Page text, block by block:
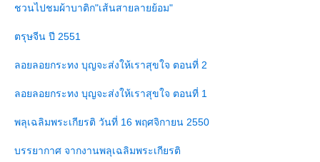
ชวนไปชมผ้าบาติก"เส้นสายลายย้อม"
ตรุษจีน ปี 2551
ลอยลอยกระทง บุญจะส่งให้เราสุขใจ ตอนที่ 2
ลอยลอยกระทง บุญจะส่งให้เราสุขใจ ตอนที่ 1
พลุเฉลิมพระเกียรติ วันที่ 16 พฤศจิกายน 2550
บรรยากาศ จากงานพลุเฉลิมพระเกียรติ